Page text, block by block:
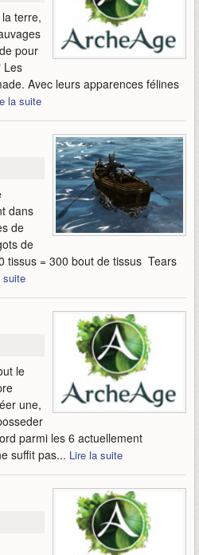
terre,
pour
Les
Avec leurs apparences félines
la suite
dans
de
de
tissus = 300 bout de tissus Tears
suite
le
une,
parmi les 6 actuellement
suffit pas... Lire la suite